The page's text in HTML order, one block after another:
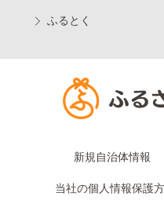
ふるとく
新規自治体情報
当社の個人情報保護